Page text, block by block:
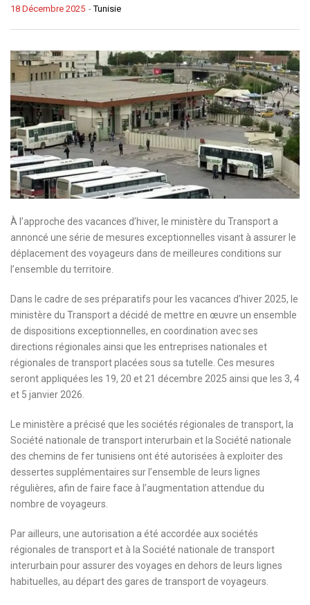
-Tunisie
18 Décembre 2025
À l’approche des vacances d’hiver, le ministère du Transport a
annoncé une série de mesures exceptionnelles visant à assurer le
déplacement des voyageurs dans de meilleures conditions sur
l’ensemble du territoire.
Dans le cadre de ses préparatifs pour les vacances d’hiver 2025, le
ministère du Transport a décidé de mettre en œuvre un ensemble
de dispositions exceptionnelles, en coordination avec ses
directions régionales ainsi que les entreprises nationales et
régionales de transport placées sous sa tutelle. Ces mesures
seront appliquées les 19, 20 et 21 décembre 2025 ainsi que les 3, 4
et 5 janvier 2026.
Le ministère a précisé que les sociétés régionales de transport, la
Société nationale de transport interurbain et la Société nationale
des chemins de fer tunisiens ont été autorisées à exploiter des
dessertes supplémentaires sur l’ensemble de leurs lignes
régulières, afin de faire face à l’augmentation attendue du
nombre de voyageurs.
Par ailleurs, une autorisation a été accordée aux sociétés
régionales de transport et à la Société nationale de transport
interurbain pour assurer des voyages en dehors de leurs lignes
habituelles, au départ des gares de transport de voyageurs.